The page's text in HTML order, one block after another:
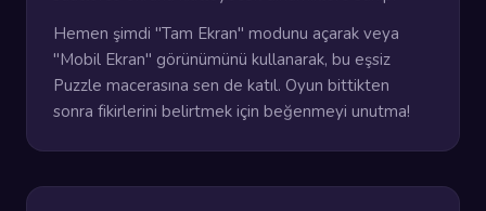
Hemen şimdi "Tam Ekran" modunu açarak veya
"Mobil Ekran" görünümünü kullanarak, bu eşsiz
Puzzle macerasına sen de katıl. Oyun bittikten
sonra fikirlerini belirtmek için beğenmeyi unutma!